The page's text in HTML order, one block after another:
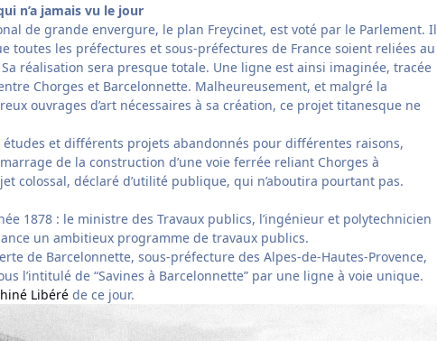
n’a jamais vu le jour
de grande envergure, le plan Freycinet, est voté par le Parlement. Il
toutes les préfectures et sous-préfectures de France soient reliées au
réalisation sera presque totale. Une ligne est ainsi imaginée, tracée
Chorges et Barcelonnette. Malheureusement, et malgré la
ouvrages d’art nécessaires à sa création, ce projet titanesque ne
études et différents projets abandonnés pour différentes raisons,
de la construction d’une voie ferrée reliant Chorges à
colossal, déclaré d’utilité publique, qui n’aboutira pourtant pas.
1878 : le ministre des Travaux publics, l’ingénieur et polytechnicien
un ambitieux programme de travaux publics.
de Barcelonnette, sous-préfecture des Alpes-de-Hautes-Provence,
l’intitulé de “Savines à Barcelonnette” par une ligne à voie unique.
Libéré de ce jour.